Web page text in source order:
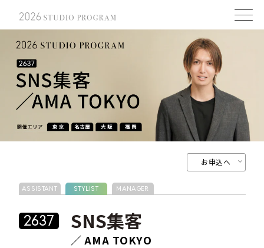
お申込へ
ASSISTANT STYLIST MANAGER
2637 SNS集客
／ AMA TOKYO